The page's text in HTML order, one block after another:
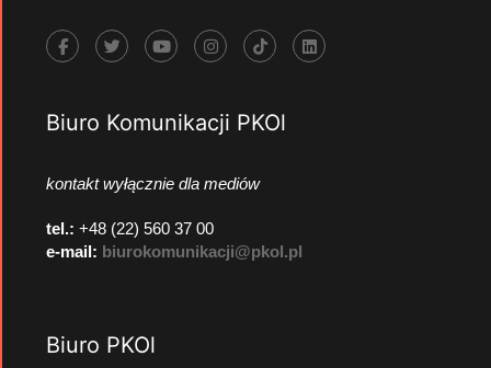
Biuro Komunikacji PKOl
kontakt wyłącznie dla mediów
tel.: +48 (22) 560 37 00
e-mail: biurokomunikacji@pkol.pl
Biuro PKOl